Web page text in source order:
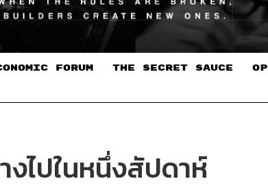
FORUM THE SECRET SAUCE​
งไปในหนึ่งสัปดาห์